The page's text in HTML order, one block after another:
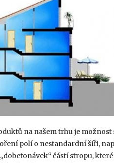
na našem trhu je možnost
polí o nestandardní šíři,
částí stropu,